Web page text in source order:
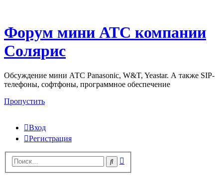
Форум мини АТС компании
Солярис
Обсуждение мини АТС Panasonic, W&T, Yeastar. А также SIP-
телефоны, софтфоны, программное обеспечение
Пропустить
Вход
Регистрация
Поиск